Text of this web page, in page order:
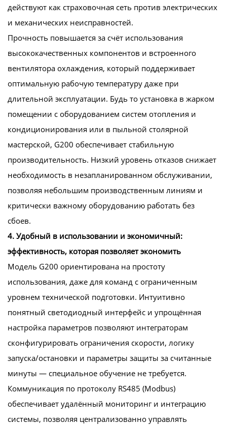
действуют как страховочная сеть против электрических
и механических неисправностей.
Прочность повышается за счёт использования
высококачественных компонентов и встроенного
вентилятора охлаждения, который поддерживает
оптимальную рабочую температуру даже при
длительной эксплуатации. Будь то установка в жарком
помещении с оборудованием систем отопления и
кондиционирования или в пыльной столярной
мастерской, G200 обеспечивает стабильную
производительность. Низкий уровень отказов снижает
необходимость в незапланированном обслуживании,
позволяя небольшим производственным линиям и
критически важному оборудованию работать без
сбоев.
4. Удобный в использовании и экономичный:
эффективность, которая позволяет экономить
Модель G200 ориентирована на простоту
использования, даже для команд с ограниченным
уровнем технической подготовки. Интуитивно
понятный светодиодный интерфейс и упрощённая
настройка параметров позволяют интеграторам
сконфигурировать ограничения скорости, логику
запуска/остановки и параметры защиты за считанные
минуты — специальное обучение не требуется.
Коммуникация по протоколу RS485 (Modbus)
обеспечивает удалённый мониторинг и интеграцию
системы, позволяя централизованно управлять